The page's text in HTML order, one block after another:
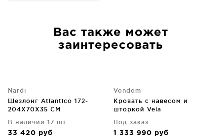
Вас также может
заинтересовать
Nardi
Шезлонг Atlantico 172-
204X70X35 CM
В наличии 17 шт.
33 420 руб
Vondom
Кровать с навесом и
шторкой Vela
Под заказ
1 333 990 руб